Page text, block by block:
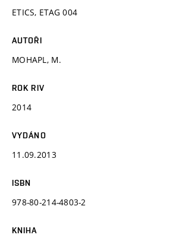
ETICS, ETAG 004
AUTOŘI
MOHAPL, M.
ROK RIV
2014
VYDÁNO
11.09.2013
ISBN
978-80-214-4803-2
KNIHA